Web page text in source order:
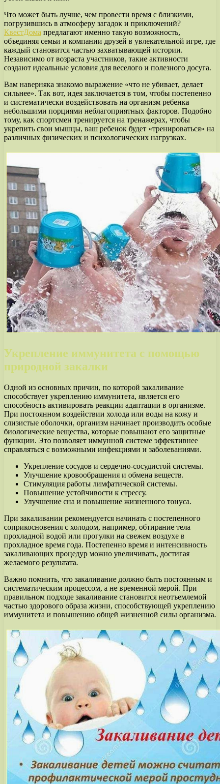
Что может быть лучше, чем провести время с близкими,
погрузившись в атмосферу загадок и приключений?
КвестДома предлагают именно такую возможность,
объединяя семьи и компании друзей в увлекательной игре, где
каждый становится частью захватывающей истории.
Независимо от возраста участников, такие активности
создают идеальные условия для веселого и полезного досуга.
Вам наверняка знакомо выражение «что не убивает, делает
сильнее». Так вот, идея заключается в том, чтобы постепенно
и систематически воздействовать на организм ребенка
небольшими порциями неблагоприятных факторов. Подобно
тому, как спортсмен тренируется на тренажерах, чтобы
укрепить свои мышцы, ваш ребенок будет «тренироваться» на
различных физических и психологических нагрузках.
Укрепление иммунитета с помощью
природной закалки
Одной из основных причин, по которой закаливание
способствует укреплению иммунитета, является его
способность активировать реакции адаптации в организме.
При постоянном воздействии холода или воды на кожу и
слизистые оболочки, организм начинает производить особые
биологические вещества, которые повышают его защитные
функции. Это позволяет иммунной системе эффективнее
справляться с возможными инфекциями и заболеваниями.
Укрепление сосудов и сердечно-сосудистой системы.
Улучшение кровообращения и обмена веществ.
Стимуляция работы лимфатической системы.
Повышение устойчивости к стрессу.
Улучшение сна и повышение жизненного тонуса.
При закаливании рекомендуется начинать с постепенного
соприкосновения с холодом, например, обтирание тела
прохладной водой или прогулки на свежем воздухе в
прохладное время года. Постепенно время и интенсивность
закаливающих процедур можно увеличивать, достигая
желаемого результата.
Важно помнить, что закаливание должно быть постоянным и
систематическим процессом, а не временной мерой. При
правильном подходе закаливание становится неотъемлемой
частью здорового образа жизни, способствующей укреплению
иммунитета и повышению общей жизненной силы организма.